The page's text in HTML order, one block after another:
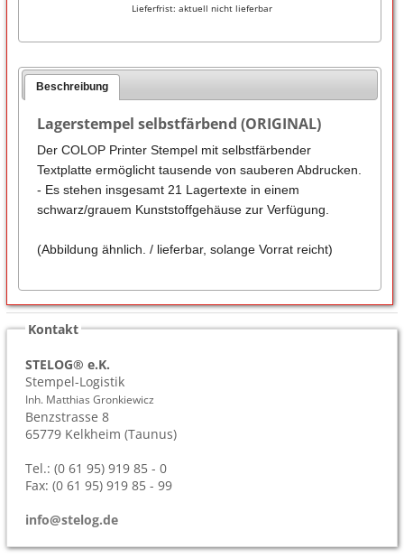
Lieferfrist: aktuell nicht lieferbar
Beschreibung
Lagerstempel selbstfärbend (ORIGINAL)
Der COLOP Printer Stempel mit selbstfärbender
Textplatte ermöglicht tausende von sauberen Abdrucken.
- Es stehen insgesamt 21 Lagertexte in einem
schwarz/grauem Kunststoffgehäuse zur Verfügung.
(Abbildung ähnlich. / lieferbar, solange Vorrat reicht)
Kontakt
STELOG® e.K.
Stempel-Logistik
Inh. Matthias Gronkiewicz
Benzstrasse 8
65779 Kelkheim (Taunus)
Tel.: (0 61 95) 919 85 - 0
Fax: (0 61 95) 919 85 - 99
info@stelog.de